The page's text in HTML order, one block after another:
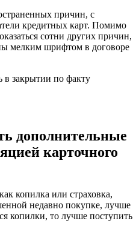
причин, с
кредитных карт. Помимо
сотни других причин,
мелким шрифтом в договоре
дополнительные
карточного
копилка или страховка,
недавно покупке, лучше
копилки, то лучше поступить